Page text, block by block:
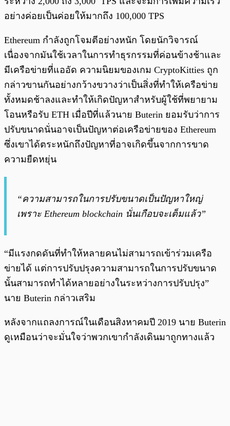
อย่างค่อยเป็นค่อยให้มากถึง 100,000 TPS
Ethereum กำลังถูกโจมตีอย่างหนัก โดยนักวิจารณ์
เนื่องจากมันใช้เวลาในการทำธุรกรรมที่ค่อนข้างช้าและ
มีเครือข่ายที่แออัด ความนิยมของเกม CryptoKitties ถูก
กล่าวขานกันอย่างกว้างขวางว่าเป็นสิ่งที่ทำให้เครือข่าย
ทั้งหมดช้าลงและทำให้เกิดปัญหาสำหรับผู้ใช้ที่พยายาม
โอนหรือรับ ETH เมื่อปีที่แล้วนาย Buterin ยอมรับว่าการ
ปรับขนาดนั่นอาจเป็นปัญหาต่อเครือข่ายของ Ethereum
ซึ่งเขาได้ตระหนักถึงปัญหาที่อาจเกิดขึ้นจากการขาด
ความยืดหยุ่น
“ความสามารถในการปรับขนาดเป็นปัญหาใหญ่
เพราะ Ethereum blockchain นั่นเกือบจะเต็มแล้ว”
“มีแรงกดดันที่ทำให้หลายคนไม่สามารถเข้าร่วมเครือ
ข่ายได้ แต่การปรับปรุงความสามารถในการปรับขนาด
นั้นสามารถทำได้หลายอย่างในระหว่างการปรับปรุง”
นาย Buterin กล่าวเสริม
หลังจากแถลงการณ์ในเดือนสิงหาคมปี 2019 นาย Buterin
ดูเหมือนว่าจะมั่นใจว่าพวกเขากำลังเดินมาถูกทางแล้ว